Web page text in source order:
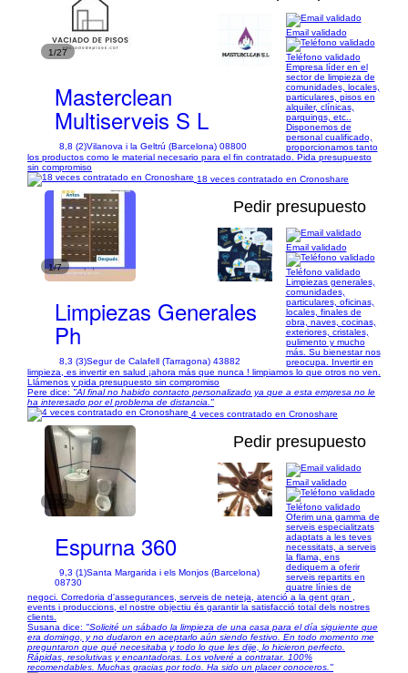
1/27
Masterclean
Multiserveis S L
8,8 (2)Vilanova i la Geltrú (Barcelona) 08800
Email validado
Teléfono validado
Empresa líder en el
sector de limpieza de
comunidades, locales,
particulares, pisos en
alquiler, clínicas,
parquings, etc..
Disponemos de
personal cualificado,
proporcionamos tanto
los productos como le material necesario para el fin contratado. Pida presupuesto
sin compromiso
18 veces contratado en Cronoshare
1/7
Pedir presupuesto
Limpiezas Generales
Ph
8,3 (3)Segur de Calafell (Tarragona) 43882
Email validado
Teléfono validado
Limpiezas generales,
comunidades,
particulares, oficinas,
locales, finales de
obra, naves, cocinas,
exteriores, cristales,
pulimento y mucho
más. Su bienestar nos
preocupa. Invertir en
limpieza, es invertir en salud ¡ahora más que nunca ! limpiamos lo que otros no ven.
Llámenos y pida presupuesto sin compromiso
Pere dice: "Al final no habido contacto personalizado ya que a esta empresa no le
ha interesado por el problema de distancia."
4 veces contratado en Cronoshare
1/12
Pedir presupuesto
Espurna 360
9,3 (1)Santa Margarida i els Monjos (Barcelona)
08730
Email validado
Teléfono validado
Oferim una gamma de
serveis especialitzats
adaptats a les teves
necessitats, a serveis
la flama, ens
dediquem a oferir
serveis repartits en
quatre línies de
negoci. Corredoria d'assegurances, serveis de neteja, atenció a la gent gran ,
events i produccions, el nostre objectiu és garantir la satisfacció total dels nostres
clients.
Susana dice: "Solicité un sábado la limpieza de una casa para el día siguiente que
era domingo, y no dudaron en aceptarlo aún siendo festivo. En todo momento me
preguntaron que qué necesitaba y todo lo que les dije, lo hicieron perfecto.
Rápidas, resolutivas y encantadoras. Los volveré a contratar. 100%
recomendables. Muchas gracias por todo. Ha sido un placer conoceros."